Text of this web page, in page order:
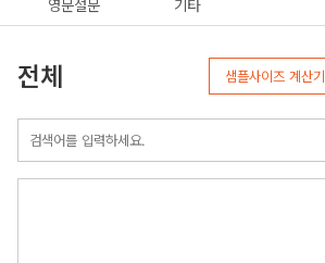
영문설문 기타
전체 샘플사이즈 계산기